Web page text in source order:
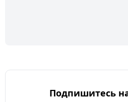
Подпишитесь